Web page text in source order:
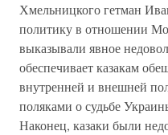
Хмельницкого гетман
политику в отношении
выказывали явное
обеспечивает казакам
внутренней и внешней
поляками о судьбе
Наконец, казаки были